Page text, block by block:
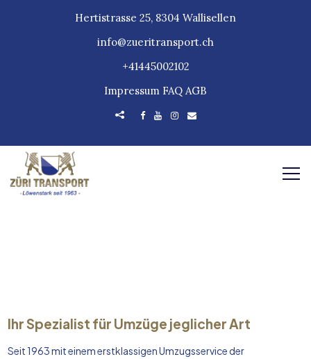
Hertistrasse 25, 8304 Wallisellen
info@zueritransport.ch
+41445002102
Impressum FAQ AGB
Ihr Spezialist für Umzüge jeglicher Art
Seit 1963 mit einem erstklassigen Umzugsservice der